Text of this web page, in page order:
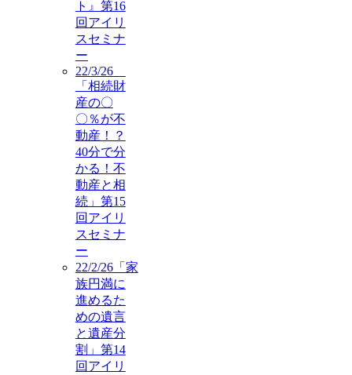
ト』第16
回アイリ
スセミナ
ー
22/3/26
「相続財
産の〇
〇％が不
動産！？
40分で分
かる！不
動産と相
続」第15
回アイリ
スセミナ
ー
22/2/26「家
族円満に
進めるた
めの遺言
と遺産分
割」第14
回アイリ